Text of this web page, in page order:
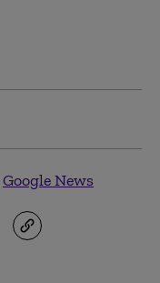
Google News